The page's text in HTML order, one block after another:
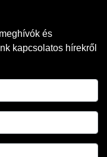
és
kapcsolatos hírekről